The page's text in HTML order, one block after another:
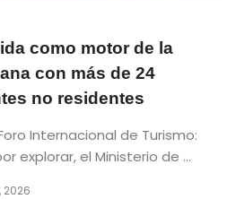
como motor de la
con más de 24
no residentes
Internacional de Turismo:
explorar, el Ministerio de ...
2026